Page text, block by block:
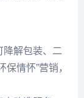
降解包装、二
情怀”营销，